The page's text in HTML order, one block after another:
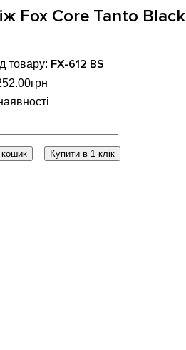
Fox Core Tanto Black
FX-612 BS
.00грн
Купити в 1 клік